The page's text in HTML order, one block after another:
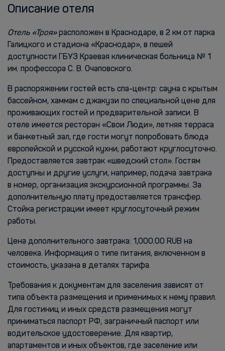
Описание отеля
Отель «Троя»расположен в Краснодаре, в 2 км от парка
Галицкого и стадиона «Краснодар», в пешей
доступности ГБУЗ Краевая клиническая больница № 1
им. профессора С. В. Очаповского.
В распоряжении гостей есть спа-центр: сауна с крытым
бассейном, хаммам с джакузи по специальной цене для
проживающих гостей и предварительной записи. В
отеле имеется ресторан «Свои Люди», летняя терраса
и банкетный зал, где гости могут попробовать блюда
европейской и русской кухни, работают круглосуточно.
Предоставляется завтрак «шведский стол». Гостям
доступны и другие услуги, например, подача завтрака
в номер, организация экскурсионной программы. За
дополнительную плату предоставляется трансфер.
Стойка регистрации имеет круглосуточный режим
работы.
Цена дополнительного завтрака: 1,000.00 RUB на
человека. Информация о типе питания, включенном в
стоимость, указана в деталях тарифа.
Требования к документам для заселения зависят от
типа объекта размещения и применимых к нему правил.
Для гостиниц и иных средств размещения могут
приниматься паспорт РФ, заграничный паспорт или
водительское удостоверение. Для квартир,
апартаментов и иных объектов, где заселение или